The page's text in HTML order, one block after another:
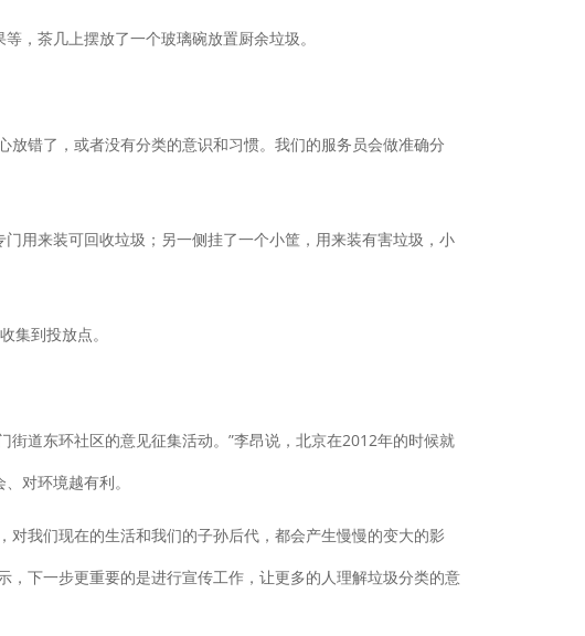
茶几上摆放了一个玻璃碗放置厨余垃圾。
错了，或者没有分类的意识和习惯。我们的服务员会做准确分
用来装可回收垃圾；另一侧挂了一个小筐，用来装有害垃圾，小
到投放点。
道东环社区的意见征集活动。”李昂说，北京在2012年的时候就
对环境越有利。
我们现在的生活和我们的子孙后代，都会产生慢慢的变大的影
下一步更重要的是进行宣传工作，让更多的人理解垃圾分类的意